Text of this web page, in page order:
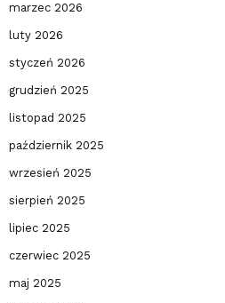
marzec 2026
luty 2026
styczeń 2026
grudzień 2025
listopad 2025
październik 2025
wrzesień 2025
sierpień 2025
lipiec 2025
czerwiec 2025
maj 2025